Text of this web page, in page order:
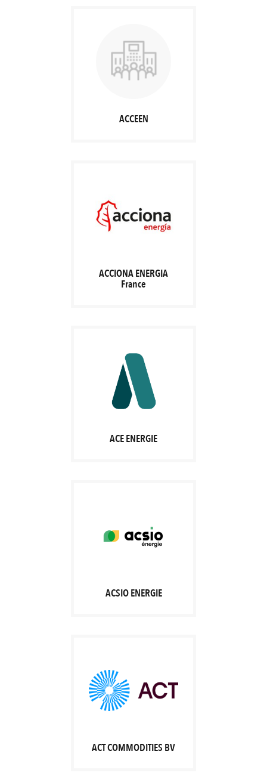
ACCEEN
ACCIONA ENERGIA
France
ACE ENERGIE
ACSIO ENERGIE
ACT COMMODITIES BV